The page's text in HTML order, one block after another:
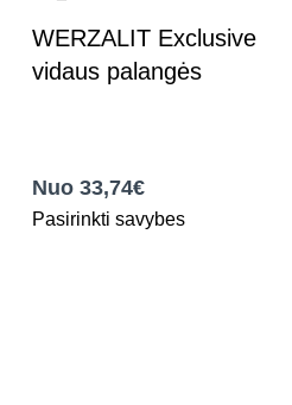
WERZALIT Exclusive
vidaus palangės
Nuo 33,74€
Pasirinkti savybes